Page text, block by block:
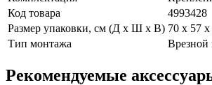
Код товара
4993428
Размер упаковки, см (Д х Ш х В) 70 х 57
Тип монтажа
Рекомендуемые